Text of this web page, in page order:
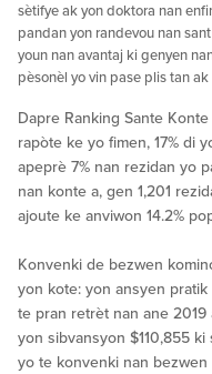
sètifye ak yon doktora nan
pandan yon randevou nan
youn nan avantaj ki genyen
pèsonèl yo vin pase plis tan ak
Dapre Ranking Sante
rapòte ke yo fimen, 17% di
apeprè 7% nan rezidan yo
nan konte a, gen 1,201
ajoute ke anviwon 14.2%
Konvenki de bezwen
yon kote: yon ansyen
te pran retrèt nan ane
yon sibvansyon $110,855
yo te konvenki nan